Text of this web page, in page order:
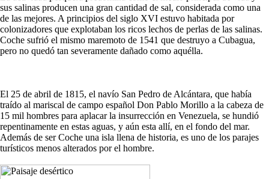
sus salinas producen una gran cantidad de sal, considerada como una
de las mejores. A principios del siglo XVI estuvo habitada por
colonizadores que explotaban los ricos lechos de perlas de las salinas.
Coche sufrió el mismo maremoto de 1541 que destruyo a Cubagua,
pero no quedó tan severamente dañado como aquélla.
El 25 de abril de 1815, el navío San Pedro de Alcántara, que había
traído al mariscal de campo español Don Pablo Morillo a la cabeza de
15 mil hombres para aplacar la insurrección en Venezuela, se hundió
repentinamente en estas aguas, y aún esta allí, en el fondo del mar.
Además de ser Coche una isla llena de historia, es uno de los parajes
turísticos menos alterados por el hombre.